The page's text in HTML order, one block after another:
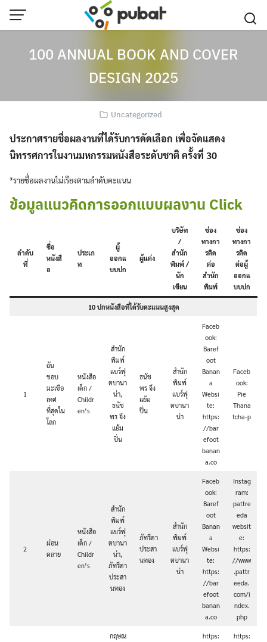
Skip
100 ANNUAL BOOK AND COVER
DESIGN 2025
Uncategorized
ประกาศรายชื่อผลงานที่ได้รับการคัดเลือก เพื่อจัดแสดง
นิทรรศการในงานมหกรรมหนังสือระดับชาติ ครั้งที่ 30
*รายชื่อผลงานไม่เรียงตามลำดับคะแนน
ข้อมูลแนวคิดการออกแบบผลงาน Click
ลำดับ
ที่
ชื่อ
หนังสื
อ
ประเภ
ท
ผู้
ออกแ
บบปก
ผู้แต่ง
บริษัท
/
สำนัก
พิมพ์ /
นัก
เขียน
ช่อง
ทางกา
รติด
ต่อ
สำนัก
พิมพ์
ช่อง
ทางกา
รติด
ต่อผู้
ออกแ
บบปก
10 ปกหนังสือที่ได้รับคะแนนสูงสุด
1
ฉัน
ชอบ
มะเขือ
เทศ
ที่สุดใน
โลก
หนังสือ
เด็ก /
Childr
en’s
สำนัก
พิมพ์
แบร์ฟุ
ตบานา
น่า,
ธนัช
พร จึง
แย้ม
ปิ่น
ธนัช
พร จึง
แย้ม
ปิ่น
สำนัก
พิมพ์
แบร์ฟุ
ตบานา
น่า
Faceb
ook:
Baref
oot
Banan
a
Websi
te:
https:
//bar
efoot
banan
a.co
Faceb
ook:
Pie
Thana
tcha-p
2
ผ่อน
คลาย
หนังสือ
เด็ก /
Childr
en’s
สำนัก
พิมพ์
แบร์ฟุ
ตบานา
น่า,
ภัทรีดา
ประสา
นทอง
ภัทรีดา
ประสา
นทอง
สำนัก
พิมพ์
แบร์ฟุ
ตบานา
น่า
Faceb
ook:
Baref
oot
Banan
a
Websi
te:
https:
//bar
efoot
banan
a.co
Instag
ram:
pattre
eda
websit
e:
https:
//www
.pattr
eeda.
com/i
ndex.
php
กฤษณ
https:
https: